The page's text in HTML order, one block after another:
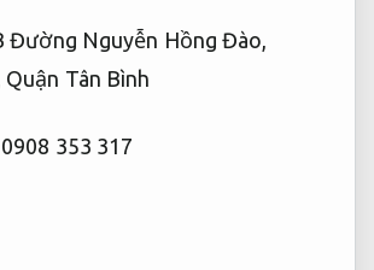
Đường Nguyễn Hồng Đào,
Tân Bình
353 317